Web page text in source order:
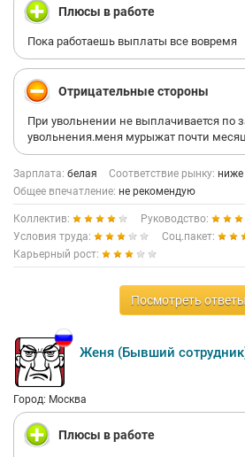
Плюсы в работе
Пока работаешь выплаты все вовремя
Отрицательные стороны
При увольнении не выплачивается по
увольнения.меня мурыжат почти
Зарплата: белая Соответствие рынку:
Общее впечатление: не рекомендую
Коллектив:
Руководство:
Условия труда:
Соц.пакет:
Карьерный рост:
Посмотреть
Женя (Бывший
Город: Москва
Плюсы в работе